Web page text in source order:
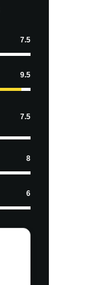
7.5
9.5
7.5
8
6